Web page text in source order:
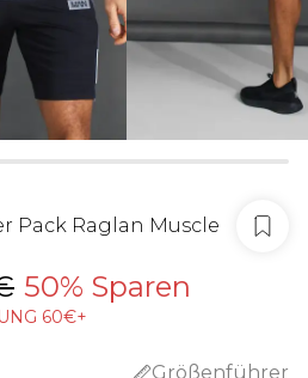
Pack Raglan Muscle
50% Sparen
60€+
Größenführer